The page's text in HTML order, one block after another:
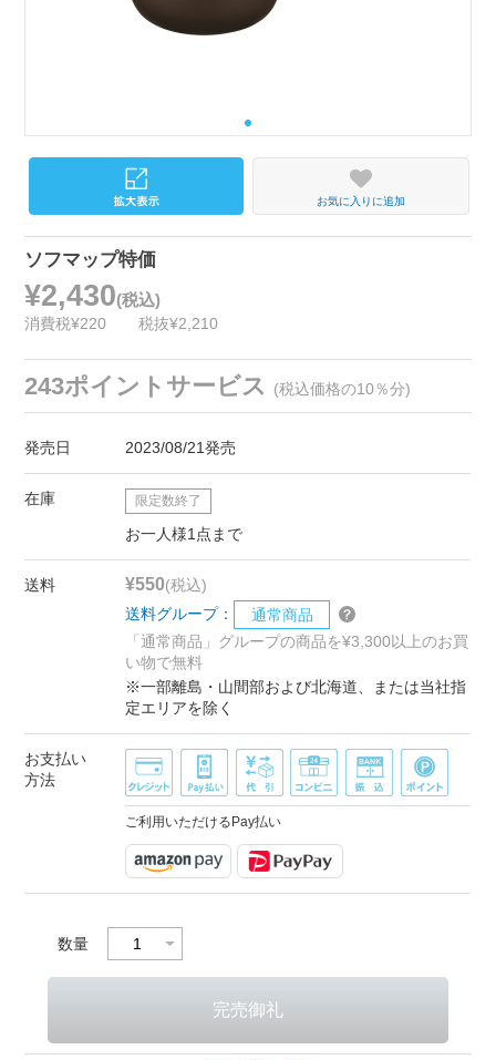
お気に入りに追加
ソフマップ特価
¥2,430(税込)
消費税¥220 税抜¥2,210
243ポイントサービス (税込価格の10％分)
発売日 2023/08/21発売
在庫 限定数終了
お一人様1点まで
送料 ¥550(税込)
送料グループ：
通常商品
「通常商品」グループの商品を¥3,300以上のお買
い物で無料
※一部離島・山間部および北海道、または当社指
定エリアを除く
お支払い
方法
ご利用いただけるPay払い
数量